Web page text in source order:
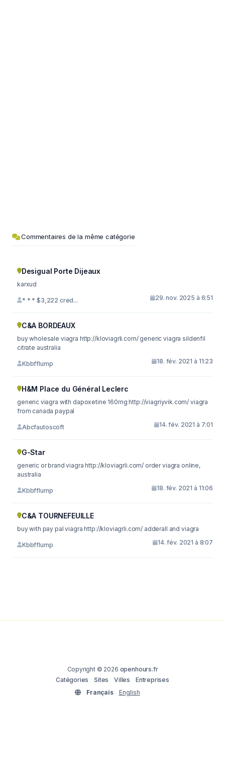
Commentaires de la même catégorie
Desigual Porte Dijeaux
karxud
* * * $3,222 cred... 29. nov. 2025 à 6:51
C&A BORDEAUX
buy wholesale viagra http://kloviagrli.com/ generic viagra sildenfil
citrate australia
Kbbfflump 18. fév. 2021 à 11:23
H&M Place du Général Leclerc
generic viagra with dapoxetine 160mg http://viagriyvik.com/ viagra
from canada paypal
Abcfautoscoft 14. fév. 2021 à 7:01
G-Star
generic or brand viagra http://kloviagrli.com/ order viagra online,
australia
Kbbfflump 18. fév. 2021 à 11:06
C&A TOURNEFEUILLE
buy with pay pal viagra http://kloviagrli.com/ adderall and viagra
Kbbfflump 14. fév. 2021 à 8:07
Copyright © 2026 openhours.fr
Catégories
Sites Villes
Entreprises
Français
English